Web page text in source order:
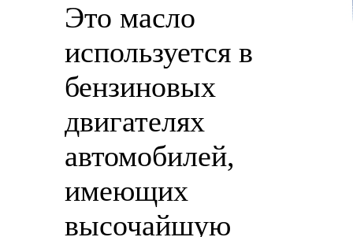
Это масло
используется в
бензиновых
двигателях
автомобилей,
имеющих
высочайшую